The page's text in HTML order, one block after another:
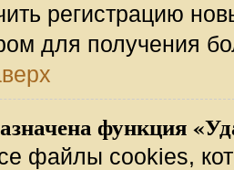
регистрацию
для получения
функция
файлы cookies,